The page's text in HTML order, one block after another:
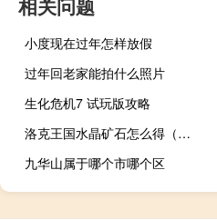
小度现在过年怎样放假
过年回老家能拍什么照片
生化危机7 试玩版攻略
洛克王国水晶矿石怎么得（洛克王国水晶矿石获得方法）
九华山属于哪个市哪个区